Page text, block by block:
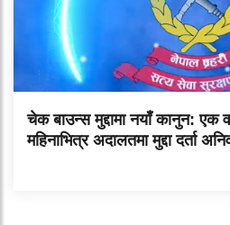
चेक बाउन्स मुद्दामा नयाँ कानुन: एक
महिनाभित्र अदालतमा मुद्दा दर्ता